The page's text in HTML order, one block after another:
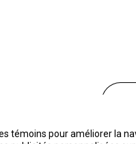
témoins pour améliorer la